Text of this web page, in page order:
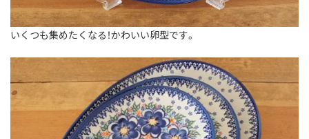
いくつも集めたくなる！かわいい卵型です。